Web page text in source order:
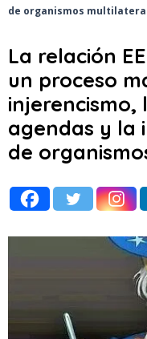
de organismos
La relación
un proceso
injerencismo,
agendas y la
de